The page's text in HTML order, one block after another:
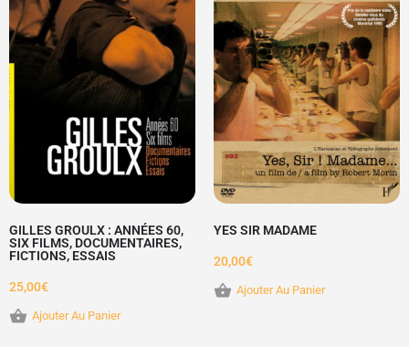
GILLES GROULX : ANNÉES 60,
SIX FILMS, DOCUMENTAIRES,
FICTIONS, ESSAIS
25,00€
Ajouter Au Panier
YES SIR MADAME
20,00€
Ajouter Au Panier